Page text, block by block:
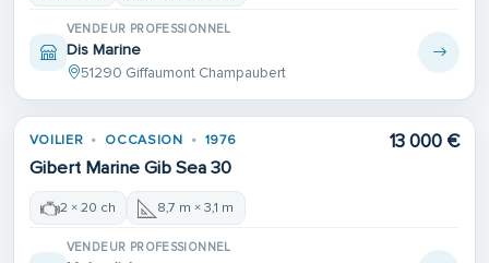
VENDEUR PROFESSIONNEL
Dis Marine
51290 Giffaumont Champaubert
VOILIER OCCASION 1976
Gibert Marine Gib Sea 30
13 000 €
2 × 20 ch 8,7 m × 3,1 m
VENDEUR PROFESSIONNEL